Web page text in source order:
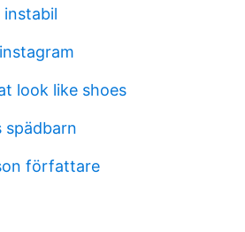
instabil
look like shoes
spädbarn
författare